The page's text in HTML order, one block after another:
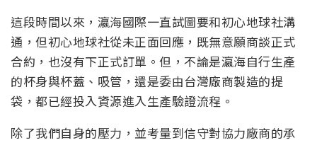
這段時間以來，瀛海國際一直試圖要和初心地球社溝
通，但初心地球社從未正面回應，既無意願商談正式
合約，也沒有下正式訂單。但，不論是瀛海自行生產
的杯身與杯蓋、吸管，還是委由台灣廠商製造的提
袋，都已經投入資源進入生產驗證流程。
除了我們自身的壓力，並考量到信守對協力廠商的承